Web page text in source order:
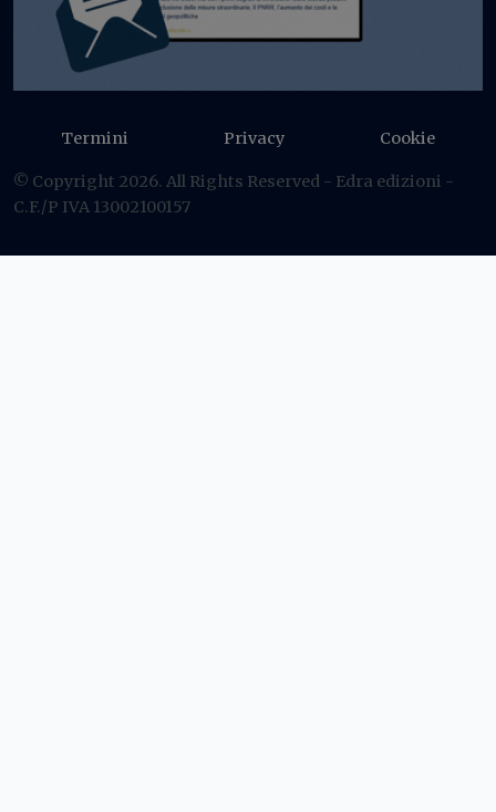
Termini Privacy Cookie
© Copyright 2026. All Rights Reserved - Edra edizioni -
C.F./P IVA 13002100157